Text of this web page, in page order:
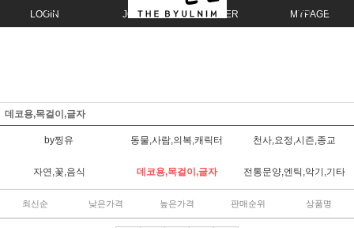
LOGIN JOIN ORDER MYPAGE
데코용,목걸이,글자
by찡유 동물,사람,의복,캐릭터 천사,요정,시즌,종교
자연,꽃,음식 데코용,목걸이,글자 전통문양,엔틱,악기,기타
최신순 낮은가격 높은가격 판매순위 상품명